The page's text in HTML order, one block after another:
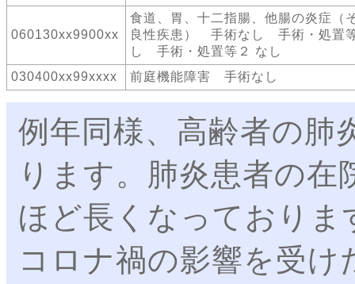
060130xx9900xx
食道、胃、十二指腸、他腸の炎症（
良性疾患） 手術なし 手術・処置
し 手術・処置等２ なし
030400xx99xxxx
前庭機能障害 手術なし
例年同様、高齢者の肺
ります。肺炎患者の
ほど長くなっておりま
コロナ禍の影響を受